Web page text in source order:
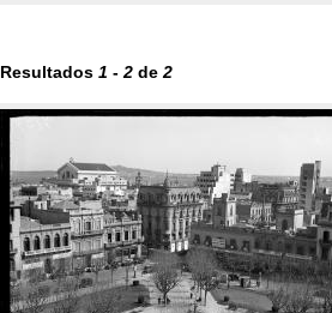
Resultados 1 - 2 de 2